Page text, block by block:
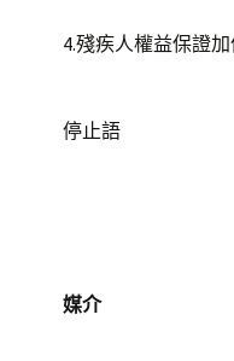
4.殘疾人權益保證加
停止語
媒介